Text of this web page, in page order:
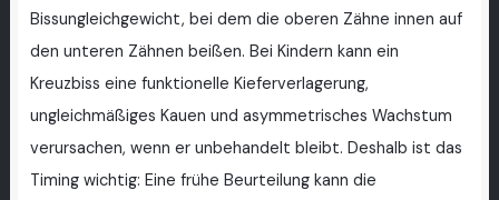
Bissungleichgewicht, bei dem die oberen Zähne innen auf
den unteren Zähnen beißen. Bei Kindern kann ein
Kreuzbiss eine funktionelle Kieferverlagerung,
ungleichmäßiges Kauen und asymmetrisches Wachstum
verursachen, wenn er unbehandelt bleibt. Deshalb ist das
Timing wichtig: Eine frühe Beurteilung kann die